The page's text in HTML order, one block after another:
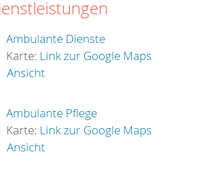
Ambulante Dienste
Karte: Link zur Google Maps
Ansicht
Ambulante Pflege
Karte: Link zur Google Maps
Ansicht